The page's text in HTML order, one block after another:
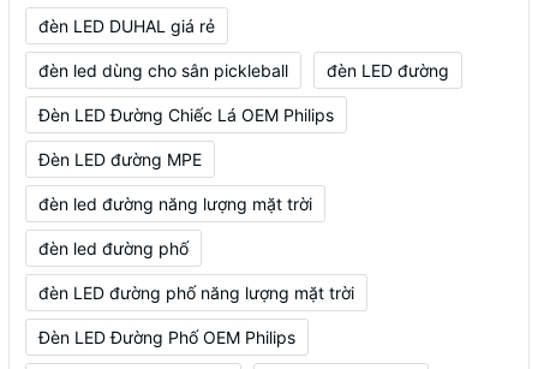
đèn LED DUHAL giá rẻ
đèn led dùng cho sân pickleball đèn LED đường
Đèn LED Đường Chiếc Lá OEM Philips
Đèn LED đường MPE
đèn led đường năng lượng mặt trời
đèn led đường phố
đèn LED đường phố năng lượng mặt trời
Đèn LED Đường Phố OEM Philips